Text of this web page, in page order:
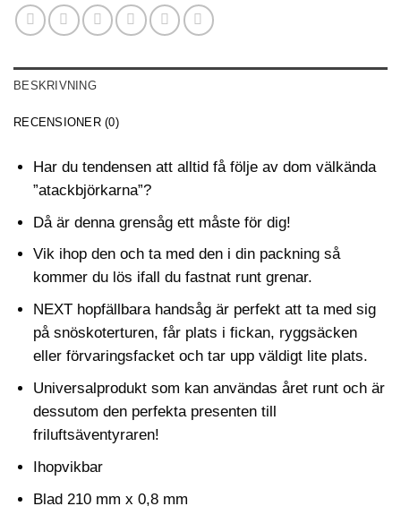
BESKRIVNING
RECENSIONER (0)
Har du tendensen att alltid få följe av dom välkända
”atackbjörkarna”?
Då är denna grensåg ett måste för dig!
Vik ihop den och ta med den i din packning så
kommer du lös ifall du fastnat runt grenar.
NEXT hopfällbara handsåg är perfekt att ta med sig
på snöskoterturen, får plats i fickan, ryggsäcken
eller förvaringsfacket och tar upp väldigt lite plats.
Universalprodukt som kan användas året runt och är
dessutom den perfekta presenten till
friluftsäventyraren!
Ihopvikbar
Blad 210 mm x 0,8 mm